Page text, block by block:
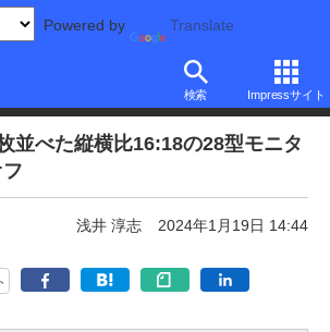
Powered by Translate
検索 Impressサイト
得品
並べた縦横比16:18の28型モニタ
浅井 淳志 2024年1月19日 14:44